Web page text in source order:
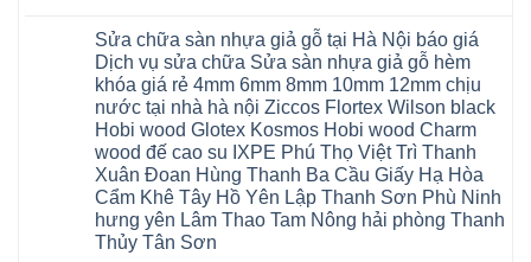
Phụ
Phú
Thọ
Lào
Tuyên
Quang
tpHCM
Đà
Nẵng
Gia
Phú
Thọ
Phòng
Sóc
Sơn
Ninh
Bình
Hưng
Yên
Hải
Phòng
Thái
Bình
Hưng
Yên
Hà
Đông
Hạ
Long
nhà
sinh
giá
tpHCM
Thanh
Bắc
Ninh
Ninh
Bình
Đà
Nẵng
Quảng
bình
luận
ở
Thợ
sửa
sàn
nhựa
thợ
sửa
sàn
nhà
sửa
sàn
Sửa chữa sàn nhựa giả gỗ tại Hà Nội báo giá
Dịch vụ sửa chữa Sửa sàn nhựa giả gỗ hèm
khóa giá rẻ 4mm 6mm 8mm 10mm 12mm chịu
nước tại nhà hà nội Ziccos Flortex Wilson black
Hobi wood Glotex Kosmos Hobi wood Charm
wood đế cao su IXPE Phú Thọ Việt Trì Thanh
Xuân Đoan Hùng Thanh Ba Cầu Giấy Hạ Hòa
Cẩm Khê Tây Hồ Yên Lập Thanh Sơn Phù Ninh
hưng yên Lâm Thao Tam Nông hải phòng Thanh
Thủy Tân Sơn